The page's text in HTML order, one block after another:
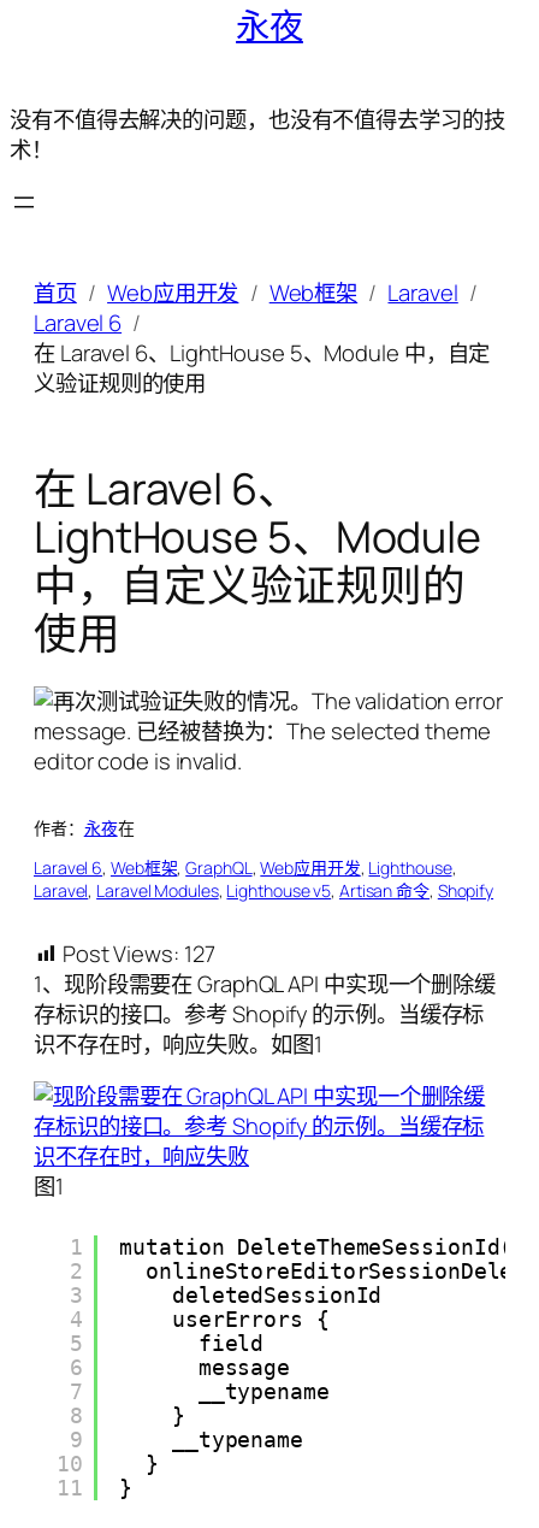
永夜
没有不值得去解决的问题，也没有不值得去学习的技
术！
首页 Web应用开发 Web框架
Laravel
Laravel 6
在 Laravel 6、LightHouse 5、Module 中，自定
义验证规则的使用
在 Laravel 6、
LightHouse 5、Module
中，自定义验证规则的
使用
作者： 永夜在
Laravel 6, Web框架, GraphQL , Web应用开发, Lighthouse
Laravel, Laravel Modules, Lighthouse v5, Artisan 命令, Shopify
Post Views: 127
1、现阶段需要在 GraphQL API 中实现一个删除缓
存标识的接口。参考 Shopify 的示例。当缓存标
识不存在时，响应失败。如图1
图1
1
2
3
4
5
6
7
8
9
10
11
mutation
deletedSessionId
userErrors {
field
message
__typename
}
__typename
}
}